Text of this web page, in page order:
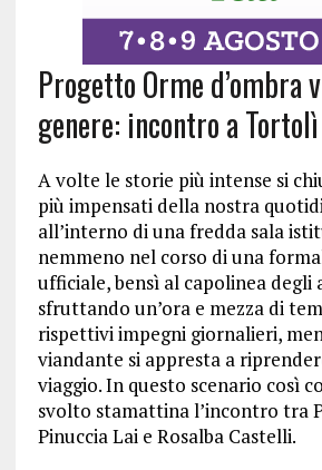
Progetto Orme d’ombra
genere: incontro a Tortolì
A volte le storie più intense si
più impensati della nostra
all’interno di una fredda sala
nemmeno nel corso di una
ufficiale, bensì al capolinea degli
sfruttando un’ora e mezza di
rispettivi impegni giornalieri,
viandante si appresta a
viaggio. In questo scenario così
svolto stamattina l’incontro tra
Pinuccia Lai e Rosalba Castelli.